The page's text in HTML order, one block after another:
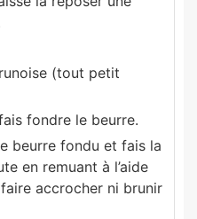
(tout petit
fondre le beurre.
beurre fondu et fais la
en remuant à l’aide
accrocher ni brunir